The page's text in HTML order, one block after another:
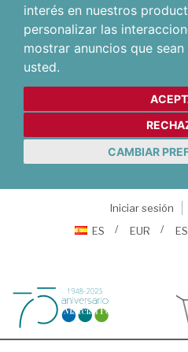
interés en nuestros
personalizar las
mostrar anuncios que
usted.
CAMBIAR
Iniciar sesión
ES
EUR